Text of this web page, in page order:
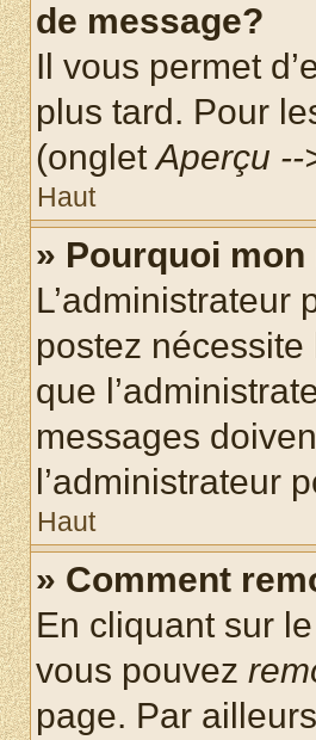
de message?
Il vous permet
plus tard. Pour
(ongletAperçu --
Haut
» Pourquoi
postez
que
messages
l’administrateur
Haut
» Comment
En cliquant sur
vous pouvez
page. Par